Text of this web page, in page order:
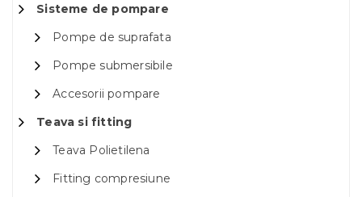
Sisteme de pompare
Pompe de suprafata
Pompe submersibile
Accesorii pompare
Teava si fitting
Teava Polietilena
Fitting compresiune